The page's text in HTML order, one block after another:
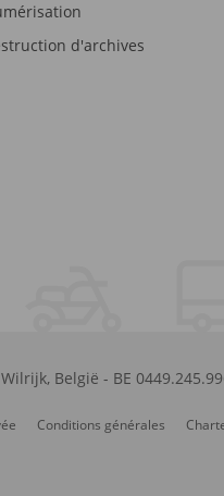
d'archives
Wilrijk, België - BE
Conditions générales